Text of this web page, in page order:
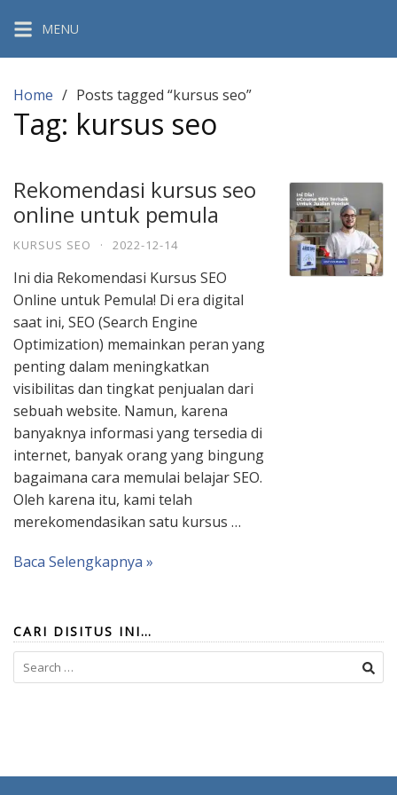
content
MENU
Home Posts tagged “kursus seo”
Tag: kursus seo
Rekomendasi kursus seo
online untuk pemula
KURSUS SEO · 2022-12-14
Ini dia Rekomendasi Kursus SEO
Online untuk Pemula! Di era digital
saat ini, SEO (Search Engine
Optimization) memainkan peran yang
penting dalam meningkatkan
visibilitas dan tingkat penjualan dari
sebuah website. Namun, karena
banyaknya informasi yang tersedia di
internet, banyak orang yang bingung
bagaimana cara memulai belajar SEO.
Oleh karena itu, kami telah
merekomendasikan satu kursus …
Baca Selengkapnya »
CARI DISITUS INI…
Search
for: